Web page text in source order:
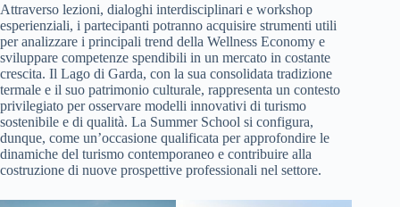
Attraverso lezioni, dialoghi interdisciplinari e workshop
esperienziali, i partecipanti potranno acquisire strumenti utili
per analizzare i principali trend della Wellness Economy e
sviluppare competenze spendibili in un mercato in costante
crescita. Il Lago di Garda, con la sua consolidata tradizione
termale e il suo patrimonio culturale, rappresenta un contesto
privilegiato per osservare modelli innovativi di turismo
sostenibile e di qualità. La Summer School si configura,
dunque, come un’occasione qualificata per approfondire le
dinamiche del turismo contemporaneo e contribuire alla
costruzione di nuove prospettive professionali nel settore.